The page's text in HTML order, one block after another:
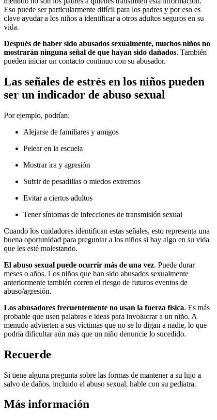
Eso puede ser particularmente difícil para los padres y por eso es
clave ayudar a los niños a identificar a otros adultos seguros en su
vida.
Después de haber sido abusados sexualmente, muchos niños no
mostrarán ninguna señal de que hayan sido dañados. También
pueden iniciar un contacto continuo con su abusador.
Las señales de estrés en los n​iños pueden
ser un indicador de abuso sexual
Por ejemplo, podrían:
Alejarse de familiares y amigos
Pelear en la escuela
Mostrar ira y agresión
Sufrir de pesadillas o miedos extremos
Evitar a ciertos adultos
Tener síntomas de infecciones de transmisión sexual
Cuando los cuidadores identifican estas señales, esto representa una
buena oportunidad para preguntar a los niños si hay algo en su vida
que les esté molestando.
El abuso sexual puede ocurrir más de una vez. Puede durar
meses o años. Los niños que han sido abusados sexualmente
anteriormente también corren el riesgo de futuros eventos de
abuso/agresión.
Los abusadores frecuentemente no usan la fuerza física. Es más
probable que usen palabras e ideas para involucrar a un niño. A
menudo advierten a sus víctimas que no se lo digan a nadie, lo que
podría dificultar aún más que un niño denuncie lo sucedido.
Recuerde​​​
Si tiene alguna pregunta sobre las formas de mantener a su hijo a
salvo de daños, incluido el abuso sexual, hable con su pediatra.
Más inform​ación